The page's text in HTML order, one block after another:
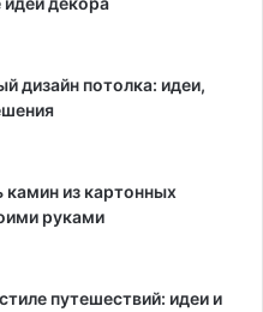
дизайн потолка: идеи,
камин из картонных
руками
путешествий: идеи и